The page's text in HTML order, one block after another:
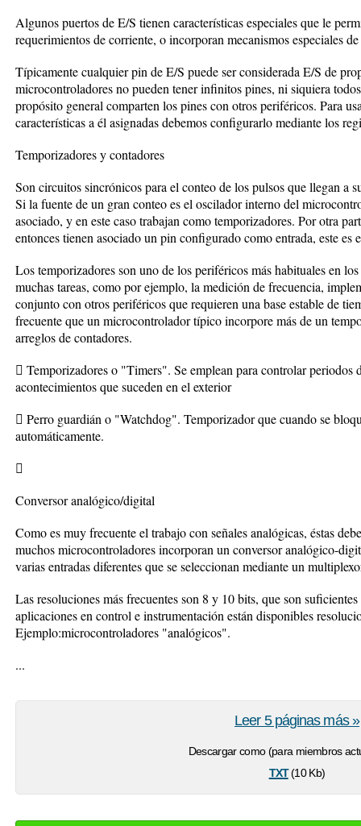
Algunos puertos de E/S tienen características especiales que le
requerimientos de corriente, o incorporan mecanismos especiales
Típicamente cualquier pin de E/S puede ser considerada E/S de
microcontroladores no pueden tener infinitos pines, ni siquiera
propósito general comparten los pines con otros periféricos. Para
características a él asignadas debemos configurarlo mediante los
Temporizadores y contadores
Son circuitos sincrónicos para el conteo de los pulsos que llegan a
Si la fuente de un gran conteo es el oscilador interno del
asociado, y en este caso trabajan como temporizadores. Por otra
entonces tienen asociado un pin configurado como entrada, este es
Los temporizadores son uno de los periféricos más habituales en
muchas tareas, como por ejemplo, la medición de frecuencia,
conjunto con otros periféricos que requieren una base estable de
frecuente que un microcontrolador típico incorpore más de un
arreglos de contadores.
 Temporizadores o "Timers". Se emplean para controlar periodos
acontecimientos que suceden en el exterior
 Perro guardián o "Watchdog". Temporizador que cuando se
automáticamente.

Conversor analógico/digital
Como es muy frecuente el trabajo con señales analógicas, éstas
muchos microcontroladores incorporan un conversor analógico-
varias entradas diferentes que se seleccionan mediante un
Las resoluciones más frecuentes son 8 y 10 bits, que son
aplicaciones en control e instrumentación están disponibles
Ejemplo:microcontroladores "analógicos".
...
Descargar como (para miembros
txt(10 Kb)
Leer 5 páginas más »